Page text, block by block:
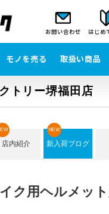
お問い合わせ はじめ
モノを売る 取扱い商品
トリー堺福田店
店内紹介 新入荷ブログ
NEW
ク用ヘルメッ